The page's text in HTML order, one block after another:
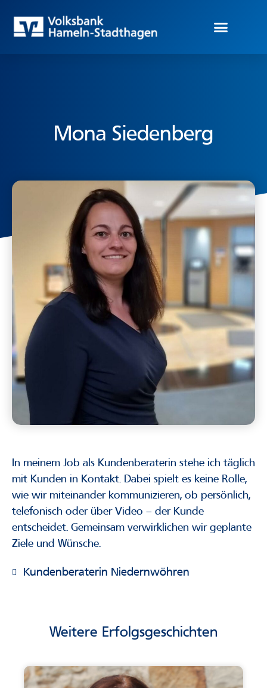
Mona Siedenberg
In meinem Job als Kundenberaterin stehe ich täglich
mit Kunden in Kontakt. Dabei spielt es keine Rolle,
wie wir miteinander kommunizieren, ob persönlich,
telefonisch oder über Video – der Kunde
entscheidet. Gemeinsam verwirklichen wir geplante
Ziele und Wünsche.
Kundenberaterin Niedernwöhren
Weitere Erfolgsgeschichten